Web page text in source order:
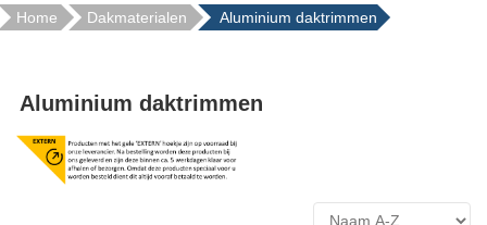
Home Dakmaterialen Aluminium daktrimmen
Aluminium daktrimmen